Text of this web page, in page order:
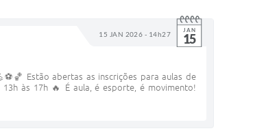
15 JAN 2026 - 14h27 JAN
15
Estão abertas as inscrições para aulas de
às 17h 🔥 É aula, é esporte, é movimento!